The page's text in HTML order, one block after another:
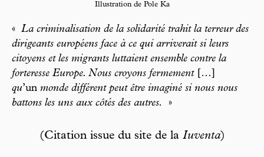
Illustration de Pole Ka
« La criminalisation de la solidarité trahit la terreur des
dirigeants européens face à ce qui arriverait si leurs
citoyens et les migrants luttaient ensemble contre la
forteresse Europe. Nous croyons fermement
[…]
qu’un monde différent peut être imaginé si nous nous
battons les uns aux côtés des autres.
»
(Citation issue du site de la Iuventa)